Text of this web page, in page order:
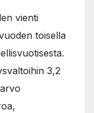
vienti
toisella
3,2